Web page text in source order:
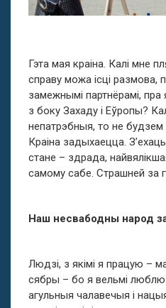
Гэта мая краіна. Калі мне
справу можа ісці размова,
замежнымі партнёрамі, пра
з боку Захаду і Еўропы?
непатрэбныя, то не будзем
Краіна задыхаецца. З’ехаць
стане – здрада,
самому сабе. Страшней за
Наш несвабодны народ
Людзі, з якімі я працую –
сябры – бо я вельмі
агульныя чалавечыя і